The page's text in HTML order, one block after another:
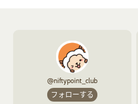
@niftypoint_club
フォローする